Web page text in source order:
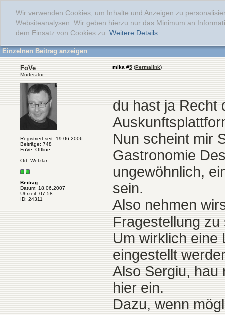
Wir verwenden Cookies, um Inhalte und Anzeigen zu
Websiteanalysen. Wir geben hierzu nur das Minimum an
dem Einsatz von Cookies zu. Weitere Details...
Einzelnen Beitrag anzeigen
FoVe
Moderator
Registriert seit: 19.06.2006
Beiträge: 748
FoVe: Offline
Ort: Wetzlar
Beitrag
Datum: 18.06.2007
Uhrzeit: 07:58
ID: 24311
mika #5 (Permalink)
du hast ja Recht
Nun scheint mir
Gastronomie
ungewöhnlich,
sein.
Also nehmen
Fragestellung zu
Um wirklich eine
eingestellt
Also Sergiu, hau
hier ein.
Dazu, wenn